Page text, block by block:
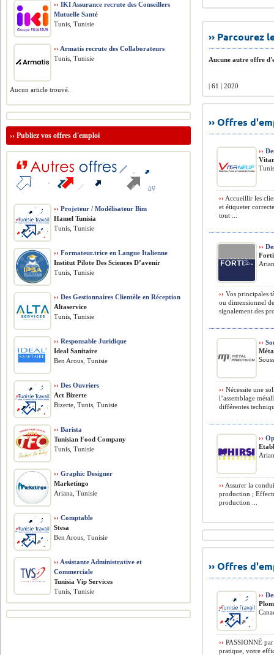
››
Aucune autre offre
| 61 | 2020
›› Offres
››
›› Accueillir les
et étiqueter
tout ...
››
›› Vos principales
ou dimensionnel
signalement des
››
›› Nécessite une
l’assemblage
différentes
››
›› Assurer la
production ;
production ...
›› Offres
››
›› PASSIONNÉ
pratique, votre
›› IKI Assurance recrute des Conseillers
Mutuelle Santé
Tunis, Tunisie
›› Armatis recrute des Collaborateurs
Tunis, Tunisie
Aucun article trouvé.
››Publiez vos offres d'emploi
›› Projeteur / Modélisateur Bim
Hamel Tunisia
Tunis, Tunisie
›› Formateur.trice en Langue Italienne
Institut Pilote Des Sciences D’avenir
Tunis, Tunisie
›› Des Gestionnaires Clientèle en Réception
Altaservice
Tunis, Tunisie
›› Responsable Juridique
Ideal Sanitaire
Ben Arous, Tunisie
›› Des Ouvriers
Act Bizerte
Bizerte, Tunis, Tunisie
›› Barista
Tunisian Food Company
Tunis, Tunisie
›› Graphic Designer
Marketingo
Ariana, Tunisie
›› Comptable
Stesa
Ben Arous, Tunisie
›› Assistante Administrative et
Commerciale
Tunisia Vip Services
Tunis, Tunisie